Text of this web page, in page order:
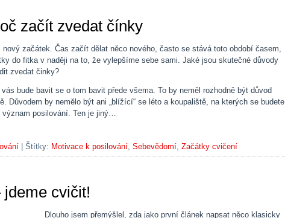
začít zvedat čínky
začátek. Čas začít dělat něco nového, často se stává toto období časem,
do fitka v naději na to, že vylepšíme sebe sami. Jaké jsou skutečné důvody
zvedat činky?
bude bavit se o tom bavit přede všema. To by neměl rozhodně být důvod
Důvodem by nemělo být ani „blížící“ se léto a koupaliště, na kterých se budete
význam posilování. Ten je jiný…
Štítky: Motivace k posilování, Sebevědomí, Začátky cvičení
cvičit!
Dlouho jsem přemýšlel, zda jako první článek napsat něco klasicky